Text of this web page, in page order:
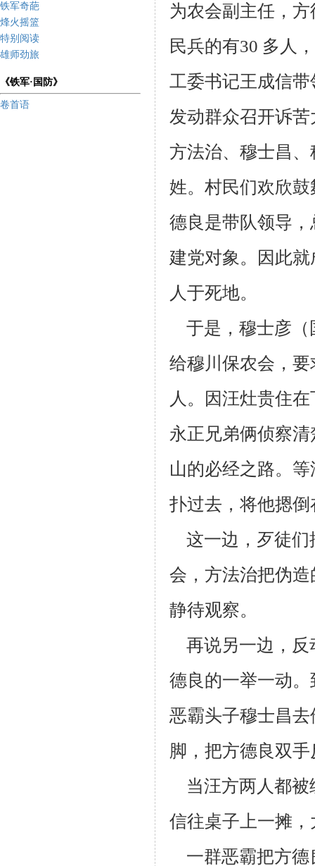
铁军奇葩
烽火摇篮
特别阅读
雄师劲旅
《铁军·国防》
卷首语
为农会副主任，
民兵的有30 多人
工委书记王成信
发动群众召开诉
方法治、穆士昌
姓。村民们欢欣鼓
德良是带队领导
建党对象。因此
人于死地。
于是，穆士彦（
给穆川保农会，
人。因汪灶贵住
永正兄弟俩侦察清
山的必经之路。
扑过去，将他摁
这一边，歹徒们
会，方法治把伪
静待观察。
再说另一边，反
德良的一举一动
恶霸头子穆士昌去
脚，把方德良双手
当汪方两人都被
信往桌子上一摊
一群恶霸把方德